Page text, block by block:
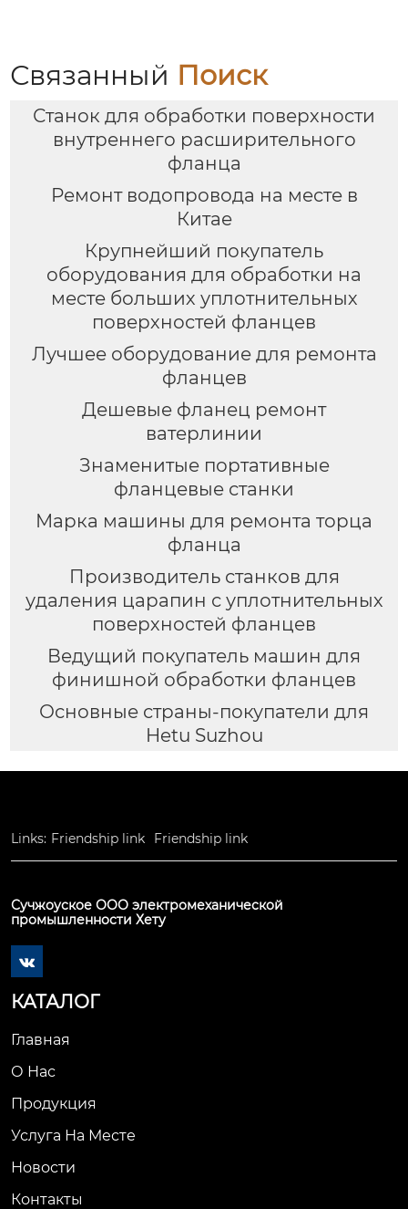
Связанный Поиск
Станок для обработки поверхности
внутреннего расширительного
фланца
Ремонт водопровода на месте в
Китае
Крупнейший покупатель
оборудования для обработки на
месте больших уплотнительных
поверхностей фланцев
Лучшее оборудование для ремонта
фланцев
Дешевые фланец ремонт
ватерлинии
Знаменитые портативные
фланцевые станки
Марка машины для ремонта торца
фланца
Производитель станков для
удаления царапин с уплотнительных
поверхностей фланцев
Ведущий покупатель машин для
финишной обработки фланцев
Основные страны-покупатели для
Hetu Suzhou
Links: Friendship link Friendship link
Сучжоуское ООО электромеханической
промышленности Хету

КАТАЛОГ
Главная
О Нас
Продукция
Услуга На Месте
Новости
Контакты